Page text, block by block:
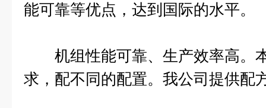
能可靠等优点，达到国际的水平。
机组性能可靠、生产效率高。
求，配不同的配置。我公司提供配